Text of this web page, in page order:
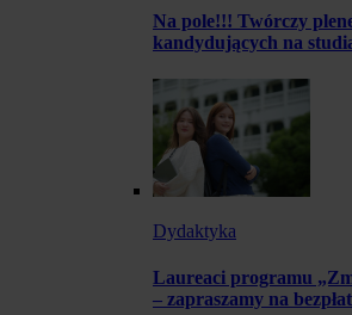
Na pole!!! Twórczy
kandydujących na
Dydaktyka
Laureaci programu
– zapraszamy na